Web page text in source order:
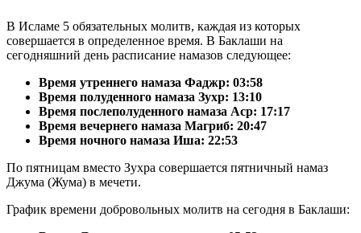
В Исламе 5 обязательных молитв, каждая из которых
совершается в определенное время. В Баклаши на
сегодняшний день расписание намазов следующее:
Время утреннего намаза Фаджр: 03:58
Время полуденного намаза Зухр: 13:10
Время послеполуденного намаза Аср: 17:17
Время вечернего намаза Магриб: 20:47
Время ночного намаза Иша: 22:53
По пятницам вместо Зухра совершается пятничный намаз
Джума (Жума) в мечети.
График времени добровольных молитв на сегодня в Баклаши: